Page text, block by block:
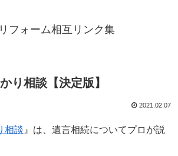
フォーム相互リンク集
り相談【決定版】
2021.02.07
相談 』は、遺言相続についてプロが説